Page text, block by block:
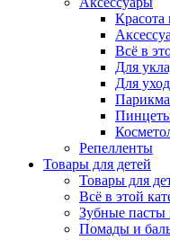
Красота
Всё в
Для
Для
Репелленты
Товары для детей
Товары для
Всё в этой
Зубные пасты
Помады и